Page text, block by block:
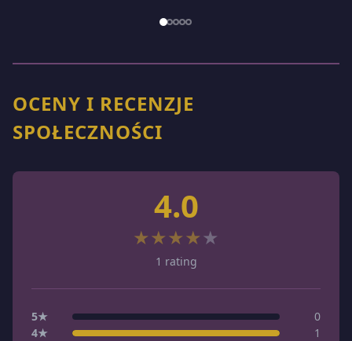
OCENY I RECENZJE
SPOŁECZNOŚCI
4.0
★★★★★
1 rating
5★
0
4★
1